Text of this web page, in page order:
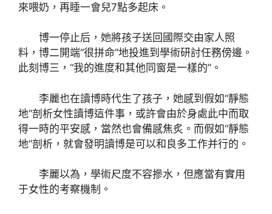
來喂奶，再睡一會兒7點多起床。
博一停止后，她將孩子送回國際交由家人照
料，博二開端“很拼命”地投進到學術研討任務傍邊。
此刻博三，“我的進度和其他同窗是一樣的”。
李麗也在讀博時代生了孩子，她感到假如“靜態
地”剖析女性讀博這件事，或許會由於身處此中而取
得一時的平安感，當然也會備感焦炙。而假如“靜態
地”剖析，就會發明讀博是可以和良多工作并行的。
李麗以為，學術尺度不容摻水，但應當有實用
于女性的考察機制。